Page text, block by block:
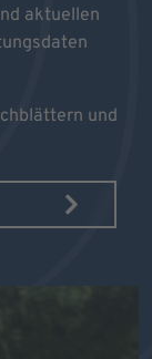
aktuellen
und